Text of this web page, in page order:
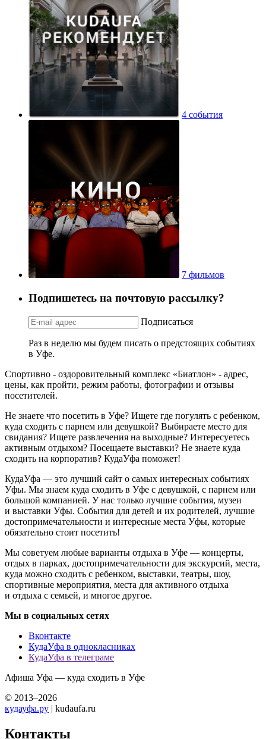
4 события
7 фильмов
Подпишетесь на почтовую рассылку?
Подписаться
Раз в неделю мы будем писать о предстоящих событиях
в Уфе.
Спортивно - оздоровительный комплекс «Биатлон» - адрес,
цены, как пройти, режим работы, фотографии и отзывы
посетителей.
Не знаете что посетить в Уфе? Ищете где погулять с ребенком,
куда сходить с парнем или девушкой? Выбираете место для
свидания? Ищете развлечения на выходные? Интересуетесь
активным отдыхом? Посещаете выставки? Не знаете куда
сходить на корпоратив? КудаУфа поможет!
КудаУфа — это лучший сайт о самых интересных событиях
Уфы. Мы знаем куда сходить в Уфе с девушкой, с парнем или
большой компанией. У нас только лучшие события, музеи
и выставки Уфы. События для детей и их родителей, лучшие
достопримечательности и интересные места Уфы, которые
обязательно стоит посетить!
Мы советуем любые варианты отдыха в Уфе — концерты,
отдых в парках, достопримечательности для экскурсий, места,
куда можно сходить с ребенком, выставки, театры, шоу,
спортивные мероприятия, места для активного отдыха
и отдыха с семьей, и многое другое.
Мы в социальных сетях
Вконтакте
КудаУфа в однокласниках
КудаУфа в телеграме
Афиша Уфа — куда сходить в Уфе
© 2013–2026
кудауфа.ру | kudaufa.ru
Контакты